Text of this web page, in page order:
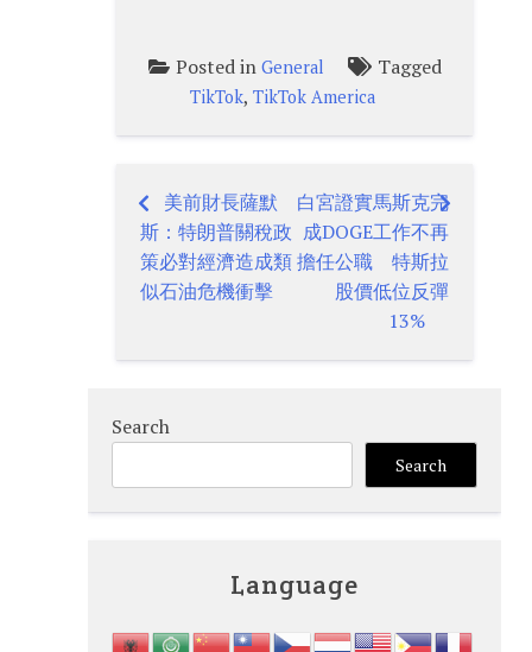
Posted in General Tagged
TikTok,TikTok America
Post
navigation
美前財長薩默
斯：特朗普關稅政
策必對經濟造成類
似石油危機衝擊
白宮證實馬斯克完
成DOGE工作不再
擔任公職 特斯拉
股價低位反彈
13%
Search
Search
Language